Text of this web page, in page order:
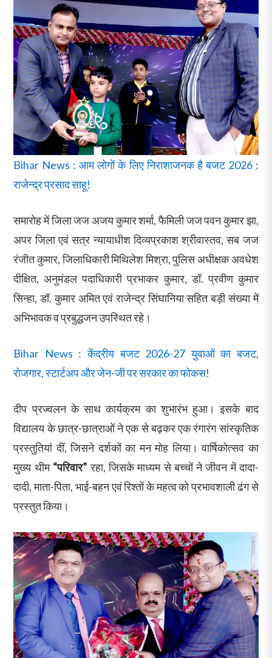
Bihar News : आम लोगों के लिए निराशाजनक है बजट 2026 :
राजेन्द्र प्रसाद साहू!
समारोह में जिला जज अजय कुमार शर्मा, फैमिली जज पवन कुमार झा,
अपर जिला एवं सत्र न्यायाधीश दिव्यप्रकाश श्रीवास्तव, सब जज
रंजीत कुमार, जिलाधिकारी मिथिलेश मिश्रा, पुलिस अधीक्षक अवधेश
दीक्षित, अनुमंडल पदाधिकारी प्रभाकर कुमार, डॉ. प्रवीण कुमार
सिन्हा, डॉ. कुमार अमित एवं राजेन्द्र सिंघानिया सहित बड़ी संख्या में
अभिभावक व प्रबुद्धजन उपस्थित रहे।
Bihar News : केंद्रीय बजट 2026-27 युवाओं का बजट,
रोजगार, स्टार्टअप और जेन-जी पर सरकार का फोकस!
दीप प्रज्वलन के साथ कार्यक्रम का शुभारंभ हुआ। इसके बाद
विद्यालय के छात्र-छात्राओं ने एक से बढ़कर एक रंगारंग सांस्कृतिक
प्रस्तुतियां दीं, जिसने दर्शकों का मन मोह लिया। वार्षिकोत्सव का
मुख्य थीम “परिवार” रहा, जिसके माध्यम से बच्चों ने जीवन में दादा-
दादी, माता-पिता, भाई-बहन एवं रिश्तों के महत्व को प्रभावशाली ढंग से
प्रस्तुत किया।